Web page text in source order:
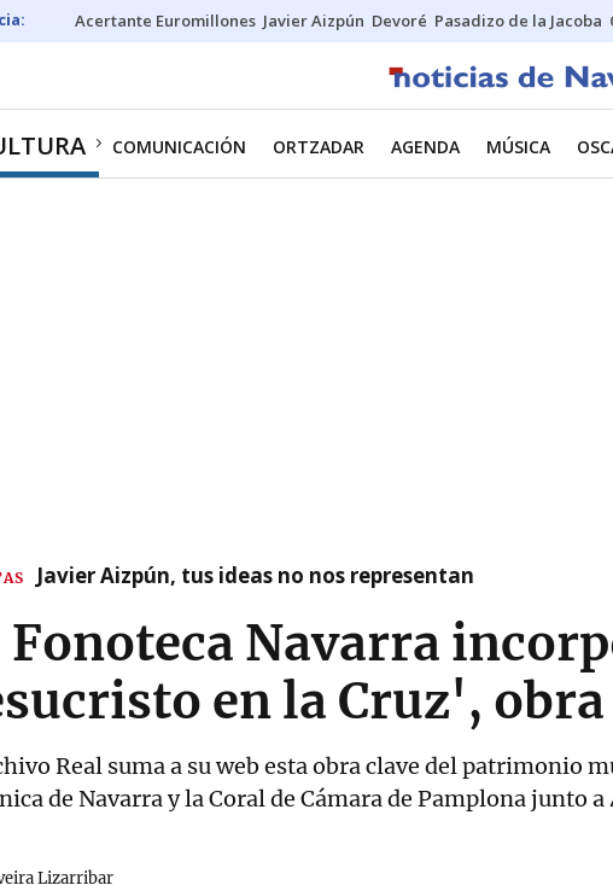
Acertante Euromillones Javier Aizpún Devoré Pasadizo de la Jacoba
COMUNICACIÓN ORTZADAR AGENDA MÚSICA
Javier Aizpún, tus ideas no nos representan
Fonoteca Navarra
en la Cruz',
Real suma a su web esta obra clave del patrimonio
de Navarra y la Coral de Cámara de Pamplona junto
Lizarribar